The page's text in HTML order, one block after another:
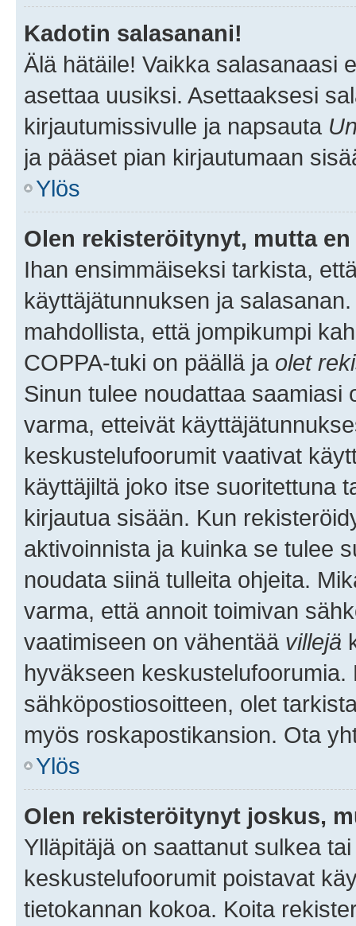
Kadotin salasanani!
Älä hätäile! Vaikka salasanaasi
asettaa uusiksi. Asettaaksesi
kirjautumissivulle ja napsauta
ja pääset pian kirjautumaan
Ylös
Olen rekisteröitynyt, mutta
Ihan ensimmäiseksi tarkista,
käyttäjätunnuksen ja
mahdollista, että jompikumpi
COPPA-tuki on päällä ja olet
Sinun tulee noudattaa saamiasi
varma, etteivät
keskustelufoorumit vaativat
käyttäjiltä joko itse suoritettuna
kirjautua sisään. Kun
aktivoinnista ja kuinka se tulee
noudata siinä tulleita ohjeita.
varma, että annoit toimivan
vaatimiseen on vähentää villejä
hyväkseen
sähköpostiosoitteen, olet
myös roskapostikansion. Ota
Ylös
Olen rekisteröitynyt joskus,
Ylläpitäjä on saattanut sulkea
keskustelufoorumit poistavat
tietokannan kokoa. Koita